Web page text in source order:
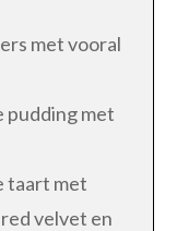
met vooral
pudding met
taart met
velvet en